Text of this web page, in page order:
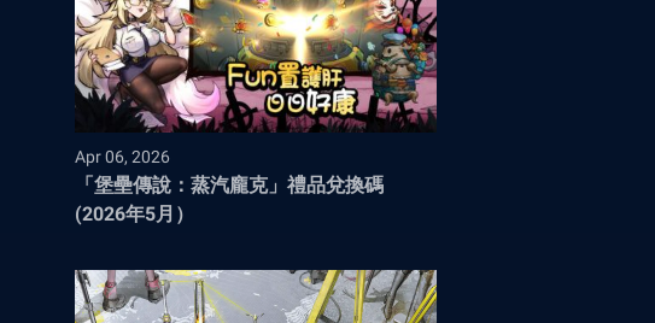
Apr 06, 2026
「堡壘傳說：蒸汽龐克」禮品兌換碼
(2026年5月）